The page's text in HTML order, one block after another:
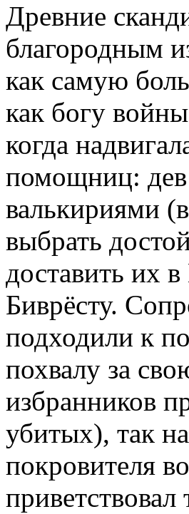
Древние
благородным
как самую
как богу
когда
помощниц: дев
валькириями
выбрать
доставить их
Биврёсту.
подходили к
похвалу за
избранников
убитых), так
покровителя